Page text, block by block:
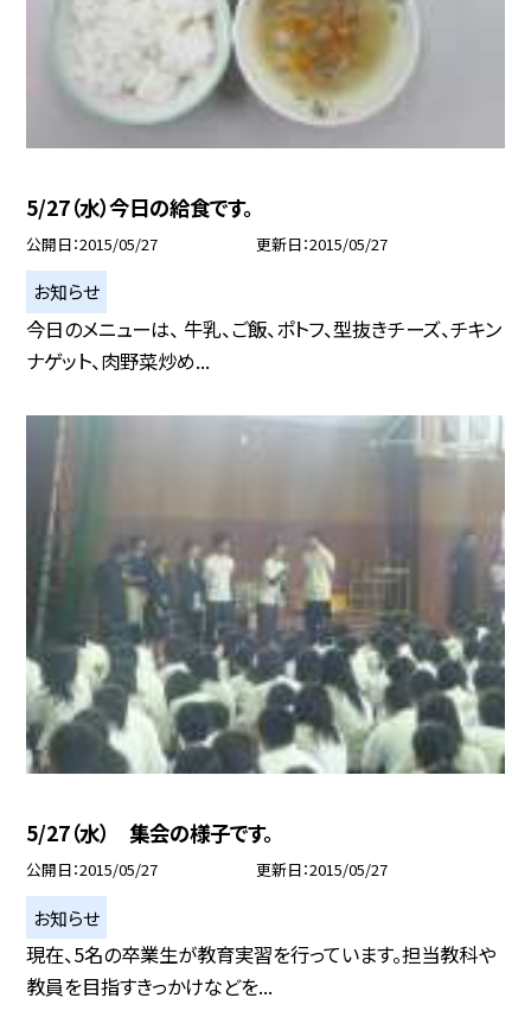
5/27（水）今日の給食です。
公開日 2015/05/27 更新日 2015/05/27
お知らせ
今日のメニューは、 牛乳、ご飯、ポトフ、型抜きチーズ、チキン
ナゲット、肉野菜炒め...
5/27（水） 集会の様子です。
公開日 2015/05/27 更新日 2015/05/27
お知らせ
現在、5名の卒業生が教育実習を行っています。担当教科や
教員を目指すきっかけなどを...